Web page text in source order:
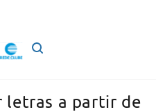
letras a partir de